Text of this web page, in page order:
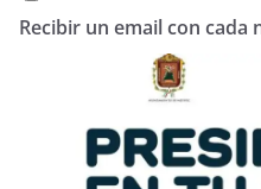
Recibir un email con cada